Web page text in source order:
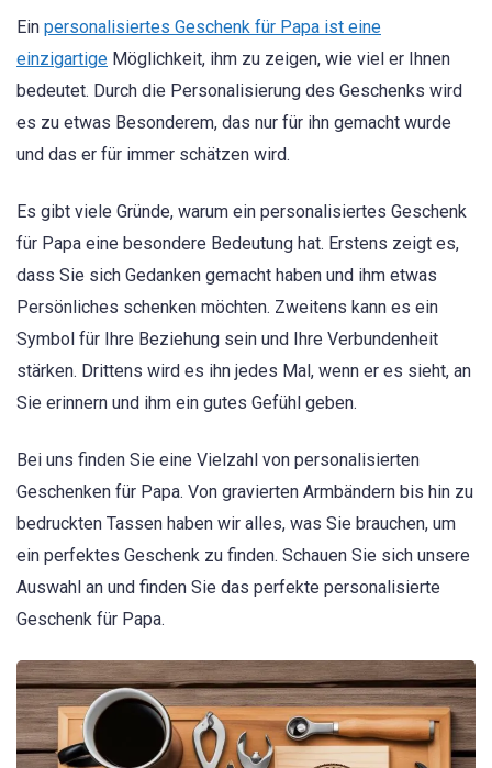
Ein personalisiertes Geschenk für Papa ist eine
einzigartige Möglichkeit, ihm zu zeigen, wie viel er Ihnen
bedeutet. Durch die Personalisierung des Geschenks wird
es zu etwas Besonderem, das nur für ihn gemacht wurde
und das er für immer schätzen wird.
Es gibt viele Gründe, warum ein personalisiertes Geschenk
für Papa eine besondere Bedeutung hat. Erstens zeigt es,
dass Sie sich Gedanken gemacht haben und ihm etwas
Persönliches schenken möchten. Zweitens kann es ein
Symbol für Ihre Beziehung sein und Ihre Verbundenheit
stärken. Drittens wird es ihn jedes Mal, wenn er es sieht, an
Sie erinnern und ihm ein gutes Gefühl geben.
Bei uns finden Sie eine Vielzahl von personalisierten
Geschenken für Papa. Von gravierten Armbändern bis hin zu
bedruckten Tassen haben wir alles, was Sie brauchen, um
ein perfektes Geschenk zu finden. Schauen Sie sich unsere
Auswahl an und finden Sie das perfekte personalisierte
Geschenk für Papa.